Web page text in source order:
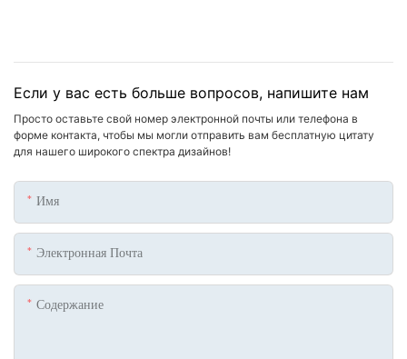
Если у вас есть больше вопросов, напишите нам
Просто оставьте свой номер электронной почты или телефона в
форме контакта, чтобы мы могли отправить вам бесплатную цитату
для нашего широкого спектра дизайнов!
Имя
Электронная Почта
Содержание